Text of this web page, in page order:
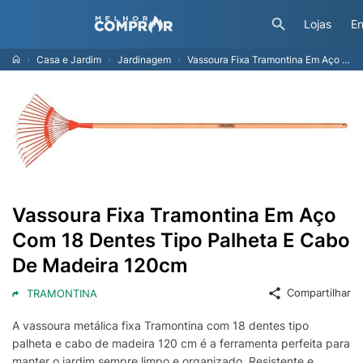
Lojas
Casa e Jardim Jardinagem Vassoura Fixa Tramontina Em Aço Com 18 Dentes Tipo Palheta E Cabo De Madeira 120cm
Vassoura Fixa Tramontina Em Aço
Com 18 Dentes Tipo Palheta E Cabo
De Madeira 120cm
TRAMONTINA Compartilhar
A vassoura metálica fixa Tramontina com 18 dentes tipo
palheta e cabo de madeira 120 cm é a ferramenta perfeita para